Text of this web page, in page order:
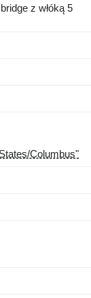
z włóką 5
Columbus"